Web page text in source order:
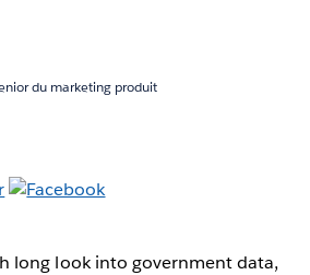
du marketing produit
long look into government data,